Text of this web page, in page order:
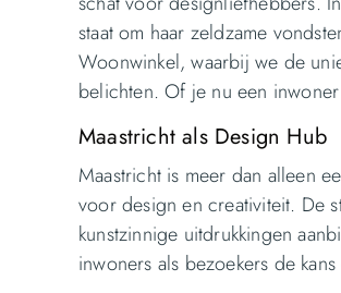
staat om haar zeldzame
Woonwinkel, waarbij we de
belichten. Of je nu een
Maastricht als Design Hub
Maastricht is meer dan alleen
voor design en creativiteit. De
kunstzinnige uitdrukkingen
inwoners als bezoekers de